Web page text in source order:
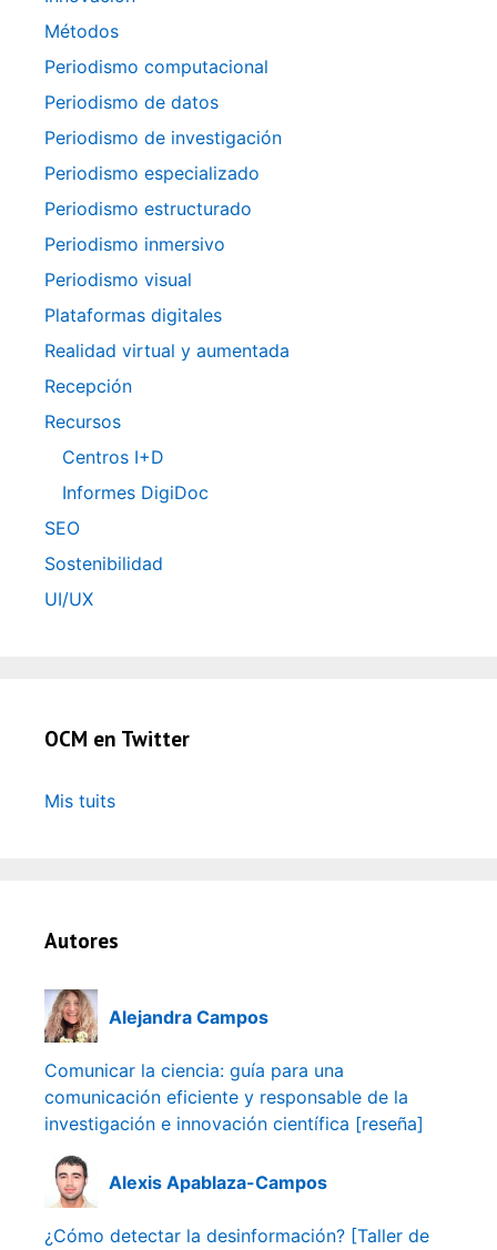
Métodos
Periodismo computacional
Periodismo de datos
Periodismo de investigación
Periodismo especializado
Periodismo estructurado
Periodismo inmersivo
Periodismo visual
Plataformas digitales
Realidad virtual y aumentada
Recepción
Recursos
Centros I+D
Informes DigiDoc
SEO
Sostenibilidad
UI/UX
OCM en Twitter
Mis tuits
Autores
Alejandra Campos
Comunicar la ciencia: guía para una
comunicación eficiente y responsable de la
investigación e innovación científica [reseña]
Alexis Apablaza-Campos
¿Cómo detectar la desinformación? [Taller de